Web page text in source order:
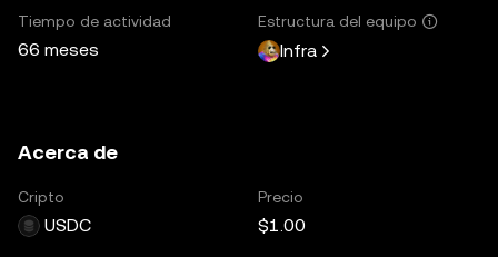
Tiempo de actividad
66 meses
Estructura del equipo
Infra
Acerca de
Cripto
USDC
Precio
$1.00